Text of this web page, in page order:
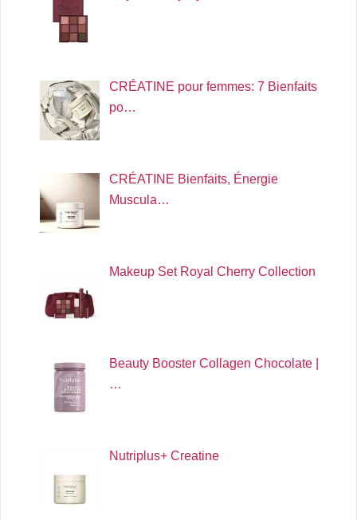
CRÉATINE pour femmes: 7 Bienfaits
po…
CRÉATINE Bienfaits, Énergie
Muscula…
Makeup Set Royal Cherry Collection
Beauty Booster Collagen Chocolate |
…
Nutriplus+ Creatine